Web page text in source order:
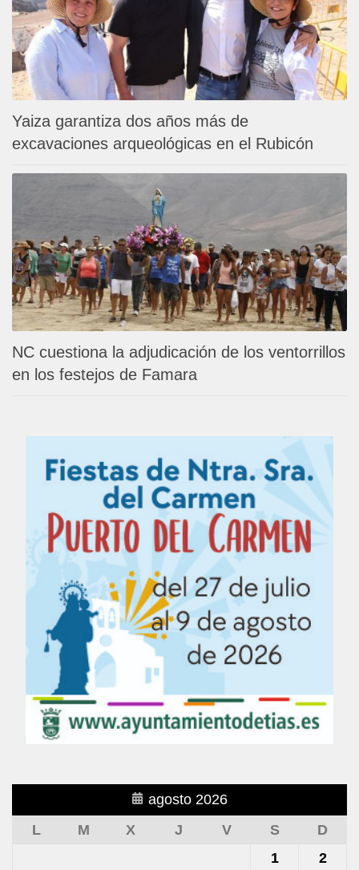
Yaiza garantiza dos años más de
excavaciones arqueológicas en el Rubicón
NC cuestiona la adjudicación de los ventorrillos
en los festejos de Famara
agosto 2026
L
M X J V S
D
1
2